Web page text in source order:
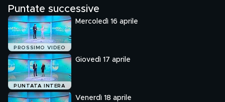
Puntate successive
PROSSIMO VIDEO
Mercoledì 16 aprile
PUNTATA INTERA
Giovedì 17 aprile
Venerdì 18 aprile